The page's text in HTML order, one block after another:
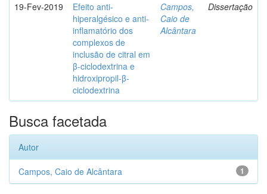
19-Fev-2019
Efeito anti-
hiperalgésico e anti-
inflamatório dos
complexos de
inclusão de citral em
β-ciclodextrina e
hidroxipropil-β-
ciclodextrina
Campos,
Caio de
Alcântara
Dissertação
Busca facetada
Autor
1
Campos, Caio de Alcântara